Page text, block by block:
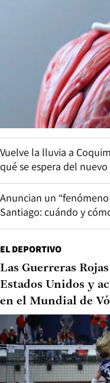
Vuelve la lluvia a
qué se espera del
Anuncian un
Santiago: cuándo y
EL DEPORTIVO
Las Guerreras
Estados Unidos y
en el Mundial de